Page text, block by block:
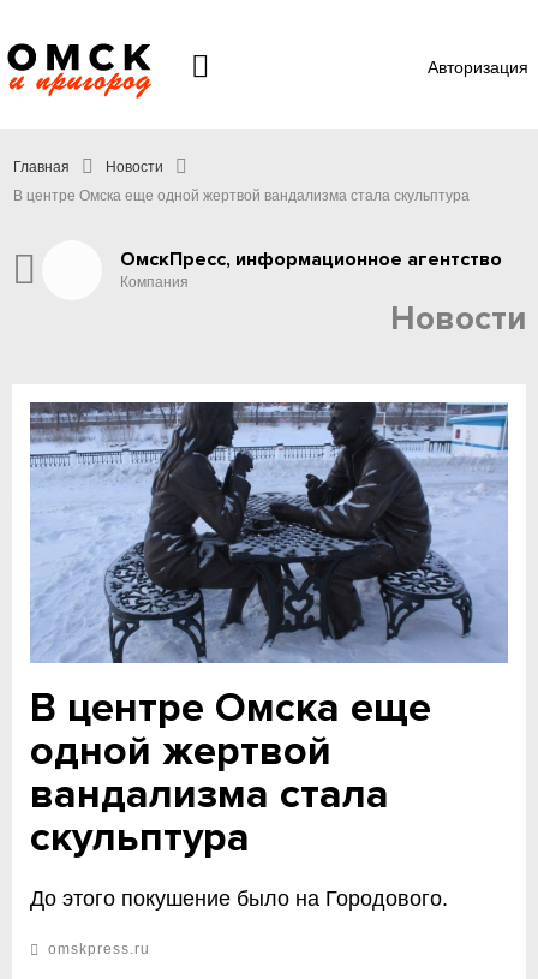
Авторизация
Главная
Новости
В центре Омска еще одной жертвой вандализма стала скульптура
ОмскПресс, информационное агентство
Компания
Новости
В центре Омска еще
одной жертвой
вандализма стала
скульптура
До этого покушение было на Городового.
omskpress.ru